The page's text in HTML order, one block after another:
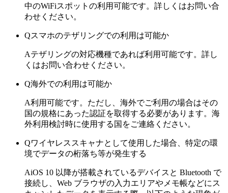
中のWiFiスポットの利用可能です。詳しくはお問い合
わせください。
Qスマホのテザリングでの利用は可能か
Aテザリングの対応機種であれば利用可能です。詳し
くはお問い合わせください。
Q海外での利用は可能か
A利用可能です。ただし、海外でご利用の場合はその
国の規格にあった認証を取得する必要があります。海
外利用検討時に使用する国をご連絡ください。
Qワイヤレススキャナとして使用した場合、特定の環
境でデータの桁落ち等が発生する
AiOS 10 以降が搭載されているデバイスと Bluetooth で
接続し、Web ブラウザの入力エリアやメモ帳などにス